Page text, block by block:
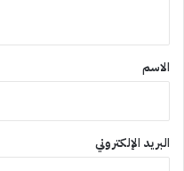
*
الاسم
البريد الإلكتروني